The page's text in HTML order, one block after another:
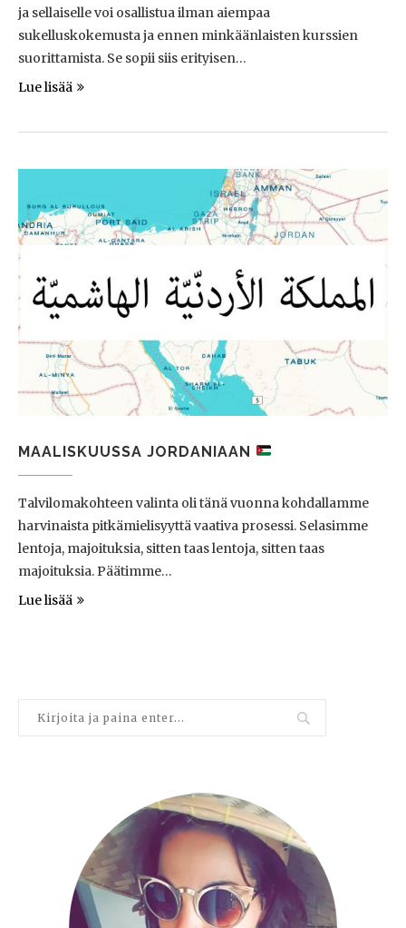
ja sellaiselle voi osallistua ilman aiempaa
sukelluskokemusta ja ennen minkäänlaisten kurssien
suorittamista. Se sopii siis erityisen…
Lue lisää
MAALISKUUSSA JORDANIAAN
Talvilomakohteen valinta oli tänä vuonna kohdallamme
harvinaista pitkämielisyyttä vaativa prosessi. Selasimme
lentoja, majoituksia, sitten taas lentoja, sitten taas
majoituksia. Päätimme…
Lue lisää